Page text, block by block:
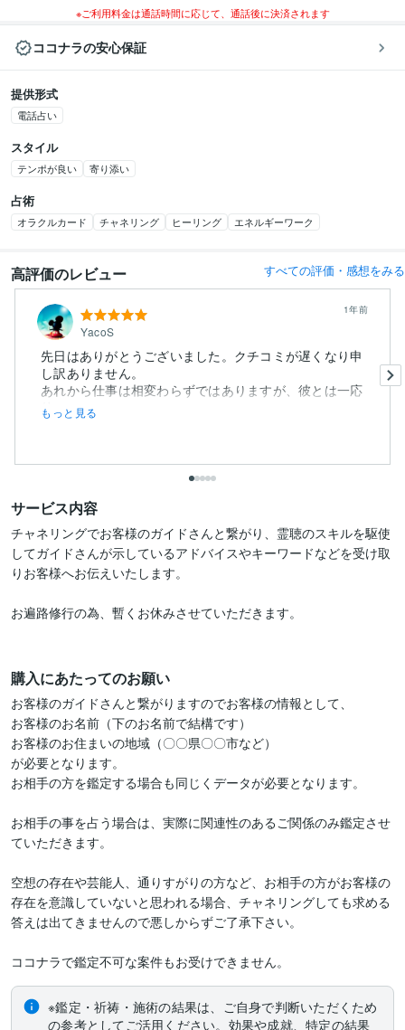
※ご利用料金は通話時間に応じて、通話後に決済されます
ココナラの安心保証
提供形式
電話占い
スタイル
テンポが良い 寄り添い
占術
オラクルカード チャネリング ヒーリング エネルギーワーク
高評価のレビュー すべての評価・感想をみる
YacoS
1年前
先日はありがとうございました。クチコミが遅くなり申
し訳ありません。
あれから仕事は相変わらずではありますが、彼とは一応
仲...
もっと見る
サービス内容
チャネリングでお客様のガイドさんと繋がり、霊聴のスキルを駆使
してガイドさんが示しているアドバイスやキーワードなどを受け取
りお客様へお伝えいたします。
お遍路修行の為、暫くお休みさせていただきます。
購入にあたってのお願い
お客様のガイドさんと繋がりますのでお客様の情報として、
お客様のお名前（下のお名前で結構です）
お客様のお住まいの地域（〇〇県〇〇市など）
が必要となります。
お相手の方を鑑定する場合も同じくデータが必要となります。
お相手の事を占う場合は、実際に関連性のあるご関係のみ鑑定させ
ていただきます。
空想の存在や芸能人、通りすがりの方など、お相手の方がお客様の
存在を意識していないと思われる場合、チャネリングしても求める
答えは出てきませんので悪しからずご了承下さい。
ココナラで鑑定不可な案件もお受けできません。
※鑑定・祈祷・施術の結果は、ご自身で判断いただくため
の参考としてご活用ください。効果や成就、特定の結果